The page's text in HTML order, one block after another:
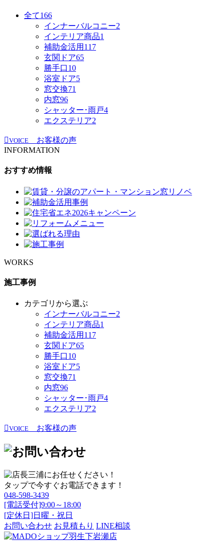
全て166
インナーバルコニー2
インテリア商品1
補助金活用 117
玄関ドア65
勝手口10
浴室ドア5
窓交換71
内窓96
シャッター･雨戸4
エクステリア2
VOICE
お客様の声
INFORMATION
おすすめ情報
WORKS
施工事例
カテゴリから選ぶ
インナーバルコニー2
インテリア商品1
補助金活用 117
玄関ドア65
勝手口10
浴室ドア5
窓交換71
内窓96
シャッター･雨戸4
エクステリア2
VOICE お客様の声
タップで今すぐお電話できます！
048-598-3439
[電話受付]9:00～18:00
[定休日]日曜・祝日
お問い合わせ お見積もり LINE相談